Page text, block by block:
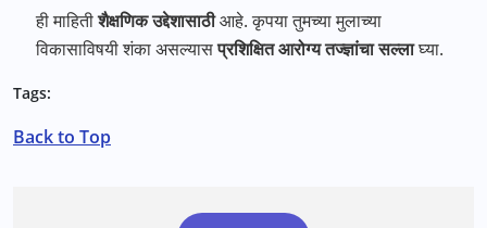
ही माहितीशैक्षणिक उद्देशासाठीआहे. कृपया तुमच्या मुलाच्या
विकासाविषयी शंका असल्यासप्रशिक्षित आरोग्य तज्ज्ञांचा सल्लाघ्या.
Tags:
Back to Top